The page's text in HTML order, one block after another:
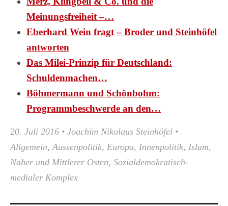
Meinungsfreiheit –…
Eberhard Wein fragt – Broder und Steinhöfel
antworten
Das Milei-Prinzip für Deutschland:
Schuldenmachen…
Böhmermann und Schönbohm:
Programmbeschwerde an den…
20. Juli 2016 • Joachim Nikolaus Steinhöfel •
Allgemein,Aussenpolitik, Europa, Innenpolitik, Islam,
Naher und Mittlerer Osten, Sozialdemokratisch-
medialer Komplex